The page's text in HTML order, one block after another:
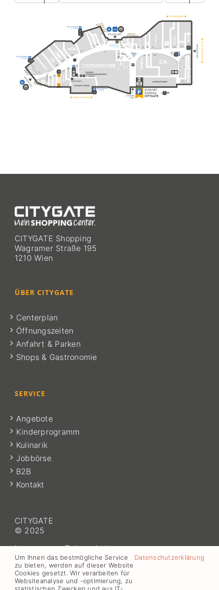
CITYGATE Shopping
Wagramer Straße 195
1210 Wien
ÜBER CITYGATE
Centerplan
Öffnungszeiten
Anfahrt & Parken
Shops & Gastronomie
SERVICE
Angebote
Kinderprogramm
Kulinarik
Jobbörse
B2B
Kontakt
CITYGATE
© 2025
Impressum–Datenschutz
Um Ihnen das bestmögliche Service
zu bieten, werden auf dieser Website
Cookies gesetzt. Wir verarbeiten für
Websiteanalyse und -optimierung, zu
Datenschutzerklärung